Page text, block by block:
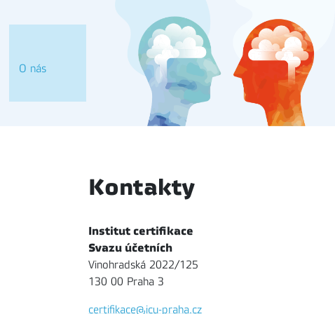
O nás
Kontakty
Institut certifikace
Svazu účetních
Vinohradská 2022/125
130 00 Praha 3
certifikace@icu-praha.cz